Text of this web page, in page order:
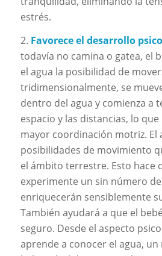
estrés.
2. Favorece el desarrollo
todavía no camina o gatea, el
el agua la posibilidad de
tridimensionalmente, se
dentro del agua y comienza a
espacio y las distancias, lo
mayor coordinación motriz. El
posibilidades de movimiento
el ámbito terrestre. Esto hace
experimente un sin número
enriquecerán sensiblemente
También ayudará a que el
seguro. Desde el aspecto
aprende a conocer el agua, un